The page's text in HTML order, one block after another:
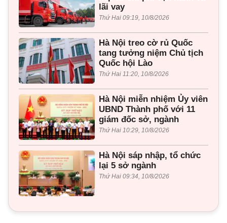
lãi vay
Thứ Hai 09:19, 10/8/2026
Hà Nội treo cờ rủ Quốc
tang tưởng niệm Chủ tịch
Quốc hội Lào
Thứ Hai 11:20, 10/8/2026
Hà Nội miễn nhiệm Ủy viên
UBND Thành phố với 11
giám đốc sở, ngành
Thứ Hai 10:29, 10/8/2026
Hà Nội sáp nhập, tổ chức
lại 5 sở ngành
Thứ Hai 09:34, 10/8/2026